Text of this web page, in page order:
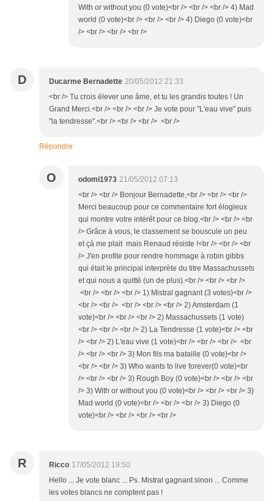
With or without you (0 vote)<br /> <br /> <br /> 4) Mad
world (0 vote)<br /> <br /> <br /> 4) Diego (0 vote)<br
/> <br /> <br /> <br />
D Ducarme Bernadette 20/05/2012 21:33
<br /> Tu crois élever une âme, et tu les grandis toutes ! Un
Grand Merci.<br /> <br /> <br /> Je vote pour "L'eau vive" puis
"la tendresse".<br /> <br /> <br /> <br />
Répondre
O odomi1973 21/05/2012 07:13
<br /> <br /> Bonjour Bernadette,<br /> <br /> <br />
Merci beaucoup pour ce commentaire fort élogieux
qui montre votre intérêt pour ce blog.<br /> <br /> <br
/> Grâce à vous, le classement se bouscule un peu
et çà me plait mais Renaud résiste !<br /> <br /> <br
/> J'en profite pour rendre hommage à robin gibbs
qui était le principal interprète du titre Massachussets
et qui nous a quitté (un de plus).<br /> <br /> <br />
<br /> <br /> <br /> 1) Mistral gagnant (3 votes)<br />
<br /> <br /> <br /> <br /> <br /> 2) Amsterdam (1
vote)<br /> <br /> <br /> 2) Massachussets (1 vote)
<br /> <br /> <br /> 2) La Tendresse (1 vote)<br /> <br
/> <br /> 2) L'eau vive (1 vote)<br /> <br /> <br /> <br
/> <br /> <br /> 3) Mon fils ma bataille (0 vote)<br />
<br /> <br /> 3) Who wants to live forever(0 vote)<br
/> <br /> <br /> 3) Rough Boy (0 vote)<br /> <br /> <br
/> 3) With or without you (0 vote)<br /> <br /> <br /> 3)
Mad world (0 vote)<br /> <br /> <br /> 3) Diego (0
vote)<br /> <br /> <br /> <br />
R Ricco 17/05/2012 19:50
Hello ... Je vote blanc ... Ps. Mistral gagnant sinon ... Comme
les votes blancs ne comptent pas !